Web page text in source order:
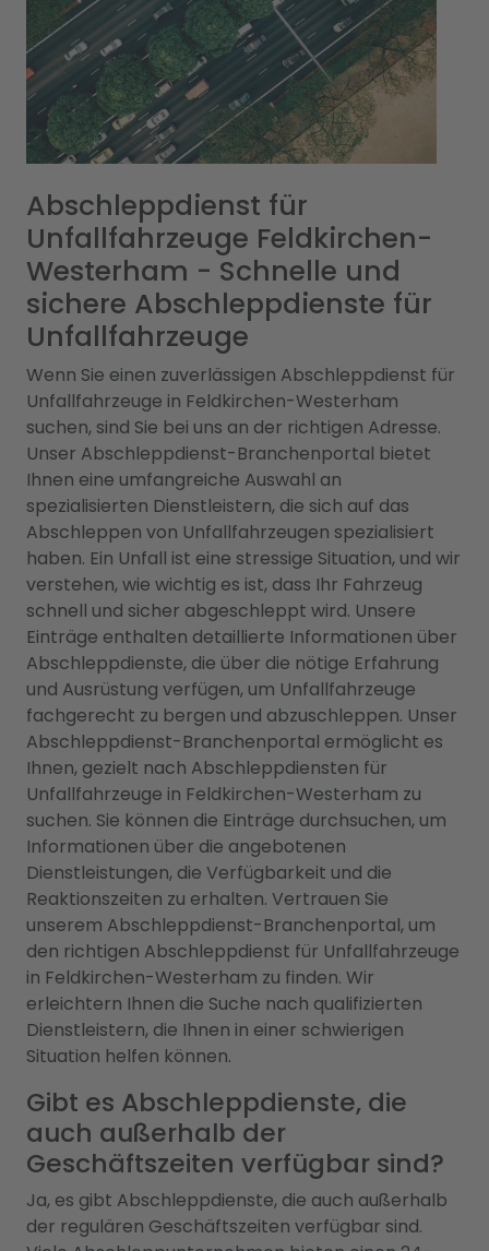
Abschleppdienst für
Unfallfahrzeuge Feldkirchen-
Westerham - Schnelle und
sichere Abschleppdienste für
Unfallfahrzeuge
Wenn Sie einen zuverlässigen Abschleppdienst für
Unfallfahrzeuge in Feldkirchen-Westerham
suchen, sind Sie bei uns an der richtigen Adresse.
Unser Abschleppdienst-Branchenportal bietet
Ihnen eine umfangreiche Auswahl an
spezialisierten Dienstleistern, die sich auf das
Abschleppen von Unfallfahrzeugen spezialisiert
haben. Ein Unfall ist eine stressige Situation, und wir
verstehen, wie wichtig es ist, dass Ihr Fahrzeug
schnell und sicher abgeschleppt wird. Unsere
Einträge enthalten detaillierte Informationen über
Abschleppdienste, die über die nötige Erfahrung
und Ausrüstung verfügen, um Unfallfahrzeuge
fachgerecht zu bergen und abzuschleppen. Unser
Abschleppdienst-Branchenportal ermöglicht es
Ihnen, gezielt nach Abschleppdiensten für
Unfallfahrzeuge in Feldkirchen-Westerham zu
suchen. Sie können die Einträge durchsuchen, um
Informationen über die angebotenen
Dienstleistungen, die Verfügbarkeit und die
Reaktionszeiten zu erhalten. Vertrauen Sie
unserem Abschleppdienst-Branchenportal, um
den richtigen Abschleppdienst für Unfallfahrzeuge
in Feldkirchen-Westerham zu finden. Wir
erleichtern Ihnen die Suche nach qualifizierten
Dienstleistern, die Ihnen in einer schwierigen
Situation helfen können.
Gibt es Abschleppdienste, die
auch außerhalb der
Geschäftszeiten verfügbar sind?
Ja, es gibt Abschleppdienste, die auch außerhalb
der regulären Geschäftszeiten verfügbar sind.